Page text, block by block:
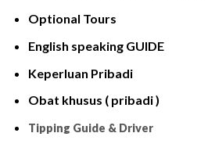
Optional Tours
English speaking GUIDE
Keperluan Pribadi
Obat khusus ( pribadi )
Tipping Guide & Driver